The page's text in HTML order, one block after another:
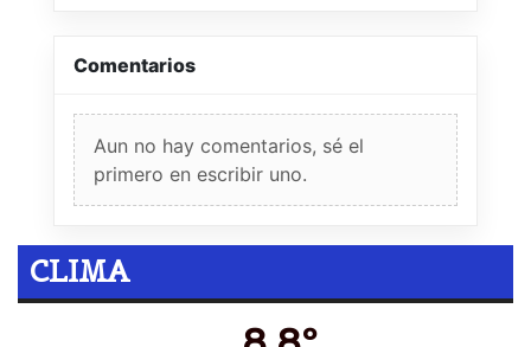
Comentarios
Aun no hay comentarios, sé el
primero en escribir uno.
CLIMA